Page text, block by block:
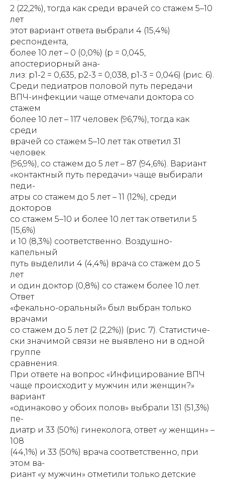
2 (22,2%), тогда как среди врачей со стажем 5–10
лет
этот вариант ответа выбрали 4 (15,4%)
респондента,
более 10 лет – 0 (0,0%) (р = 0,045,
апостериорный ана-
лиз: р1-2 = 0,635, р2-3 = 0,038, р1-3 = 0,046) (рис. 6).
Среди педиатров половой путь передачи
ВПЧ-инфекции чаще отмечали доктора со
стажем
более 10 лет – 117 человек (96,7%), тогда как
среди
врачей со стажем 5–10 лет так ответил 31
человек
(96,9%), со стажем до 5 лет – 87 (94,6%). Вариант
«контактный путь передачи» чаще выбирали
педи-
атры со стажем до 5 лет – 11 (12%), среди
докторов
со стажем 5–10 и более 10 лет так ответили 5
(15,6%)
и 10 (8,3%) соответственно. Воздушно-
капельный
путь выделили 4 (4,4%) врача со стажем до 5
лет
и один доктор (0,8%) со стажем более 10 лет.
Ответ
«фекально-оральный» был выбран только
врачами
со стажем до 5 лет (2 (2,2%)) (рис. 7). Статистиче-
ски значимой связи не выявлено ни в одной
группе
сравнения.
При ответе на вопрос «Инфицирование ВПЧ
чаще происходит у мужчин или женщин?»
вариант
«одинаково у обоих полов» выбрали 131 (51,3%)
пе-
диатр и 33 (50%) гинеколога, ответ «у женщин» –
108
(44,1%) и 33 (50%) врача соответственно, при
этом ва-
риант «у мужчин» отметили только детские